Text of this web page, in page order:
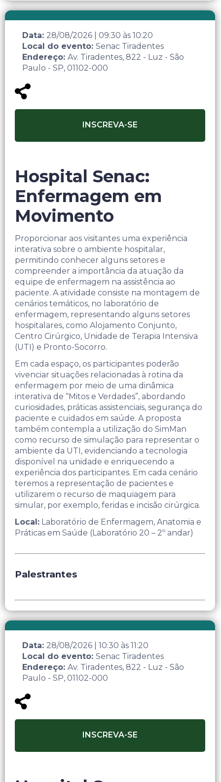
Data: 28/08/2026 09:30 às 10:20
Local do evento: Senac Tiradentes
Endereço: Av. Tiradentes, 822 - Luz - São
Paulo - SP, 01102-000
INSCREVA-SE
Hospital Senac:
Enfermagem em
Movimento
Proporcionar aos visitantes uma experiência
interativa sobre o ambiente hospitalar,
permitindo conhecer alguns setores e
compreender a importância da atuação da
equipe de enfermagem na assistência ao
paciente.​ A atividade consiste na montagem de
cenários temáticos, no laboratório de
enfermagem, representando alguns setores
hospitalares, como Alojamento Conjunto,
Centro Cirúrgico, Unidade de Terapia Intensiva
(UTI) e Pronto-Socorro.
Em cada espaço, os participantes poderão
vivenciar situações relacionadas à rotina da
enfermagem por meio de uma dinâmica
interativa de “Mitos e Verdades”, abordando
curiosidades, práticas assistenciais, segurança do
paciente e cuidados em saúde. ​A proposta
também contempla a utilização do SimMan
como recurso de simulação para representar o
ambiente da UTI, evidenciando a tecnologia
disponível na unidade e enriquecendo a
experiência dos participantes.​ Em cada cenário
teremos a representação de pacientes e
utilizarem o recurso de maquiagem para
simular, por exemplo, feridas e incisão cirúrgica. ​
Local: Laboratório de Enfermagem, Anatomia e
Práticas em Saúde (Laboratório 20 – 2º andar)
Palestrantes
Data: 28/08/2026 10:30 às 11:20
Local do evento: Senac Tiradentes
Endereço: Av. Tiradentes, 822 - Luz - São
Paulo - SP, 01102-000
INSCREVA-SE